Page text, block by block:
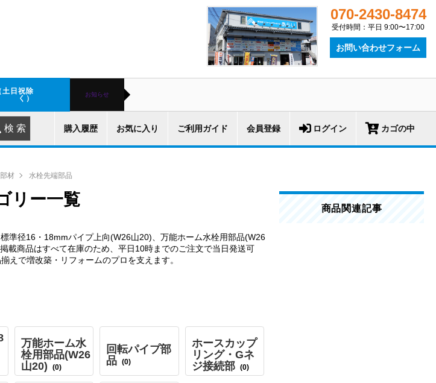
070-2430-8474
受付時間：平日 9:00〜17:00
お問い合わせフォーム
土日祝除
く）
お知らせ
購入履歴 お気に入り ご利用ガイド 会員登録 ログイン カゴの中
材 水栓先端部品
リー一覧
準径16・18mmパイプ上向(W26山20)、万能ホーム水栓用部品(W26
載商品はすべて在庫のため、平日10時までのご注文で当日発送可
えで増改築・リフォームのプロを支えます。
万能ホーム水
栓用部品(W26
山20)
(0)
回転パイプ部
品 (0)
ホースカップ
リング・Gネ
ジ接続部 (0)
商品関連記事